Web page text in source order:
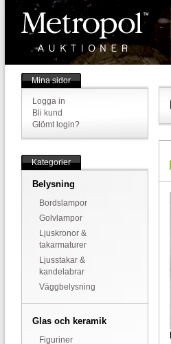
Mina sidor
Logga in
Bli kund
Glömt login?
Kategorier
Belysning
Bordslampor
Golvlampor
Ljuskronor &
takarmaturer
Ljusstakar &
kandelabrar
Väggbelysning
Glas och keramik
Figuriner